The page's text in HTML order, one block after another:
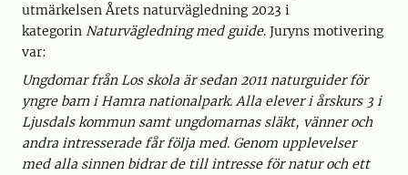
utmärkelsen Årets naturvägledning 2023 i
kategorin Naturvägledning med guide. Juryns motivering
var:
Ungdomar från Los skola är sedan 2011 naturguider för
yngre barn i Hamra nationalpark. Alla elever i årskurs 3 i
Ljusdals kommun samt ungdomarnas släkt, vänner och
andra intresserade får följa med. Genom upplevelser
med alla sinnen bidrar de till intresse för natur och ett